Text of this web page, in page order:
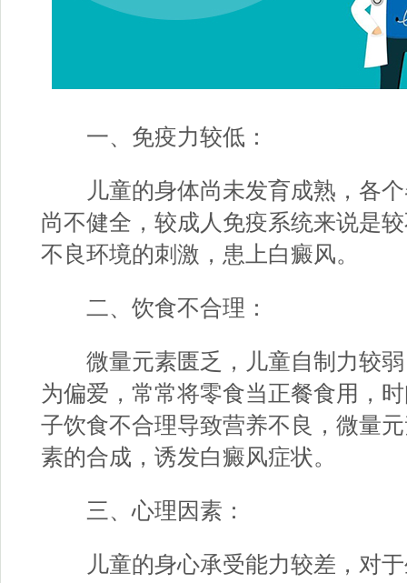
一、免疫力较低：
儿童的身体尚未发育成熟，各个
尚不健全，较成人免疫系统来说是
不良环境的刺激，患上白癜风。
二、饮食不合理：
微量元素匮乏，儿童自制力较弱
为偏爱，常常将零食当正餐食用，
子饮食不合理导致营养不良，微量
素的合成，诱发白癜风症状。
三、心理因素：
儿童的身心承受能力较差，对于